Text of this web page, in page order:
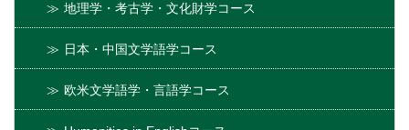
地理学・考古学・文化財学コース
日本・中国文学語学コース
欧米文学語学・言語学コース